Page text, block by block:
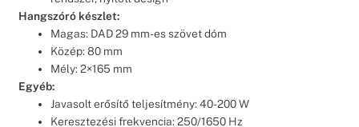
Hangszóró készlet:
Magas: DAD 29 mm-es szövet dóm
Közép: 80 mm
Mély: 2×165 mm
Egyéb:
Javasolt erősítő teljesítmény: 40-200 W
Keresztezési frekvencia: 250/1650 Hz